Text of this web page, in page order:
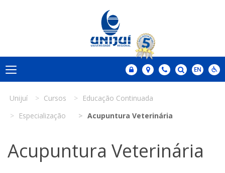
Unijuí Cursos
Educação Continuada
Especialização
Acupuntura Veterinária
Acupuntura Veterinária